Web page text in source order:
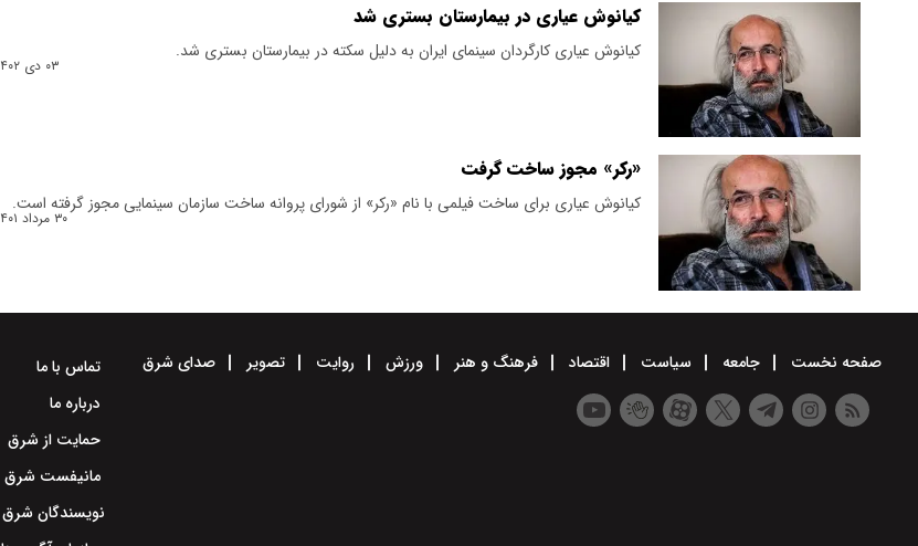
کیانوش عیاری در بیمارستان بستری شد
کیانوش عیاری کارگردان سینمای ایران به دلیل سکته در بیمارستان بستری شد.
۰۳ دی ۱۴۰۲
«رکر» مجوز ساخت گرفت
کیانوش عیاری برای ساخت فیلمی با نام «رکر» از شورای پروانه ساخت سازمان سینمایی مجوز گرفته است.
۳۰ مرداد ۱۴۰۱
صفحه نخست جامعه سیاست اقتصاد فرهنگ و هنر ورزش روایت تصویر صدای شرق
تماس با ما
درباره ما
حمایت از شرق
مانیفست شرق
نویسندگان شرق